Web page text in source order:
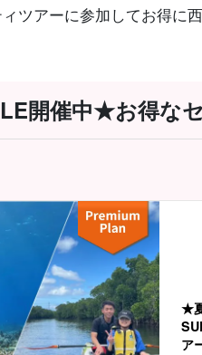
ツアーに参加してお得に
開催中★お得な
★
ア